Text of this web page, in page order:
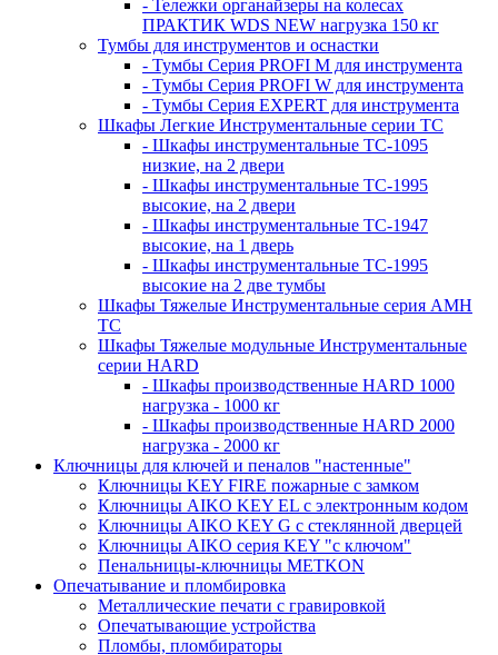
- Тележки органайзеры на колесах
ПРАКТИК WDS NEW нагрузка 150 кг
Тумбы для инструментов и оснастки
- Тумбы Серия PROFI M для инструмента
- Тумбы Серия PROFI W для инструмента
- Тумбы Серия EXPERT для инструмента
Шкафы Легкие Инструментальные серии ТС
- Шкафы инструментальные TC-1095
низкие, на 2 двери
- Шкафы инструментальные TC-1995
высокие, на 2 двери
- Шкафы инструментальные ТС-1947
высокие, на 1 дверь
- Шкафы инструментальные ТС-1995
высокие на 2 две тумбы
Шкафы Тяжелые Инструментальные серия AMH
TC
Шкафы Тяжелые модульные Инструментальные
серии HARD
- Шкафы производственные HARD 1000
нагрузка - 1000 кг
- Шкафы производственные HARD 2000
нагрузка - 2000 кг
Ключницы для ключей и пеналов "настенные"
Ключницы KEY FIRE пожарные с замком
Ключницы AIKO KEY EL с электронным кодом
Ключницы AIKO KEY G с стеклянной дверцей
Ключницы AIKO серия KEY "с ключом"
Пенальницы-ключницы METKON
Опечатывание и пломбировка
Металлические печати с гравировкой
Опечатывающие устройства
Пломбы, пломбираторы